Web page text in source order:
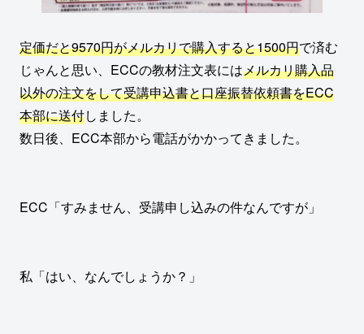
定価だと9570円がメルカリで購入すると1500円で済む
じゃんと思い、ECCの教材注文表にはメルカリ購入品
以外の注文をして受講申込書と口座振替依頼書をECC
本部に送付しました。
数日後、ECC本部から電話がかかってきました。
ECC「すみません、受講申し込みの件なんですが」
私「はい、なんでしょうか？」